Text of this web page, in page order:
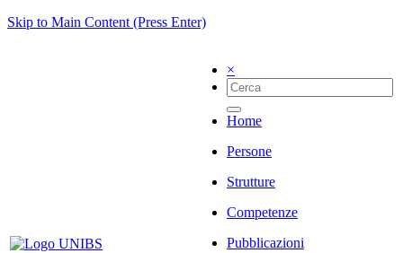
Skip to Main Content (Press Enter)
×
Home
Persone
Strutture
Competenze
Pubblicazioni